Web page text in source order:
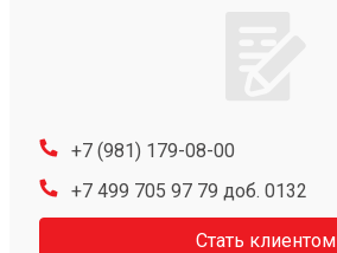
+7 (981) 179-08-00
+7 499 705 97 79 доб. 0132
Стать клиентом